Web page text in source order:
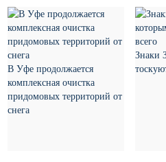
В Уфе продолжается
комплексная очистка
придомовых территорий от
снега
Знаки